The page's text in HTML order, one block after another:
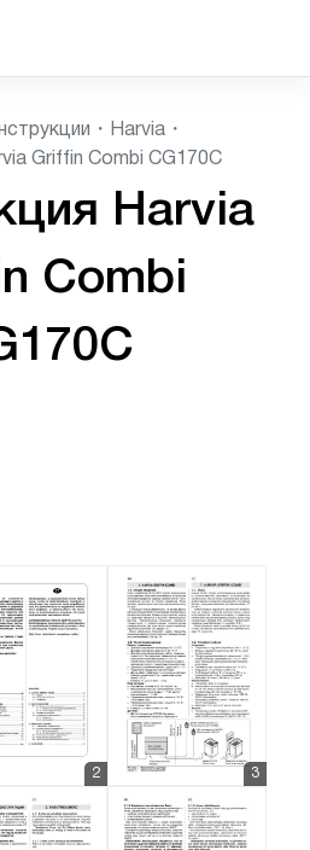
Harvia
Griffin Combi CG170C
Harvia
Combi